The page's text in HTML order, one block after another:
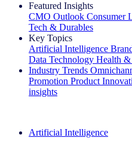
Featured Insights
CMO Outlook Consumer
Tech & Durables
Key Topics
Artificial Intelligence
Data Technology Health &
Industry Trends
Promotion Product
insights
Artificial Intelligence